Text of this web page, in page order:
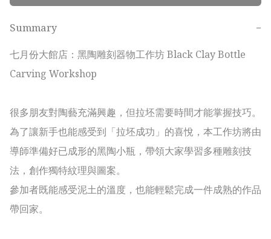
Summary
−
七月份大館店：黑陶雕刻器物工作坊 Black Clay Bottle
Carving Workshop
很多朋友對陶藝充滿興趣，但拉坯需要時間才能掌握技巧。
為了讓新手也能感受到「拉坯成功」的喜悅，本工作坊將由
導師準備好已成形的黑陶小瓶，帶領大家學習多種雕刻技
法，創作獨特紋理與圖案。
參加者既能感受泥土的溫度，也能輕鬆完成一件成熟的作品
帶回家。